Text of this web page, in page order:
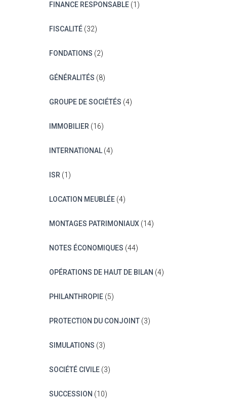
FINANCE RESPONSABLE (1)
FISCALITÉ (32)
FONDATIONS (2)
GÉNÉRALITÉS (8)
GROUPE DE SOCIÉTÉS (4)
IMMOBILIER (16)
INTERNATIONAL (4)
ISR (1)
LOCATION MEUBLÉE (4)
MONTAGES PATRIMONIAUX (14)
NOTES ÉCONOMIQUES (44)
OPÉRATIONS DE HAUT DE BILAN (4)
PHILANTHROPIE (5)
PROTECTION DU CONJOINT (3)
SIMULATIONS (3)
SOCIÉTÉ CIVILE (3)
SUCCESSION (10)